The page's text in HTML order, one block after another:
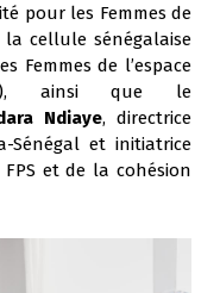
pour les Femmes de
la cellule sénégalaise
Femmes de l’espace
ainsi que le
Ndiaye, directrice
Sénégal et initiatrice
et de la cohésion